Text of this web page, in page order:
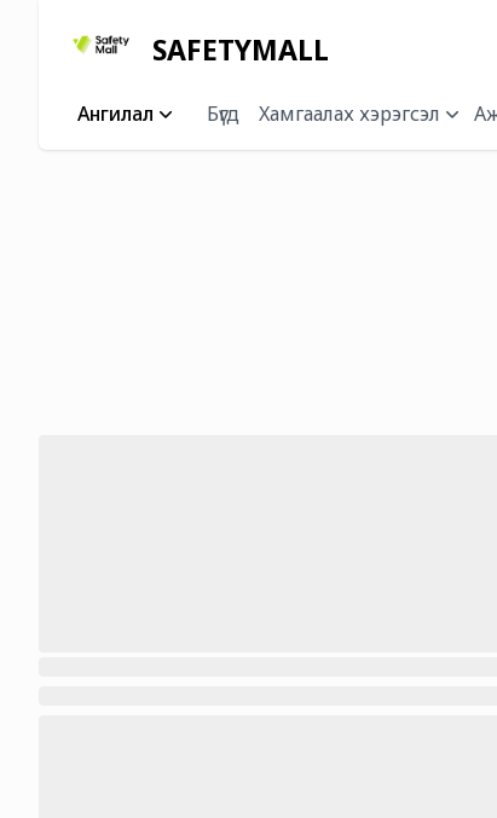
SAFETYMALL
Ангилал Бүгд Xамгаалах хэрэгсэл